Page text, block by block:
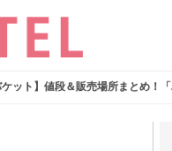
ット】値段＆販売場所まとめ！